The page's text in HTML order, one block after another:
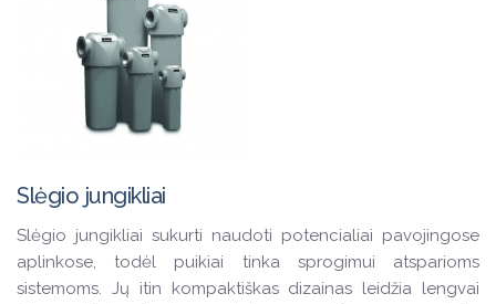
Slėgio jungikliai
Slėgio jungikliai sukurti naudoti potencialiai pavojingose
aplinkose, todėl puikiai tinka sprogimui atsparioms
sistemoms. Jų itin kompaktiškas dizainas leidžia lengvai